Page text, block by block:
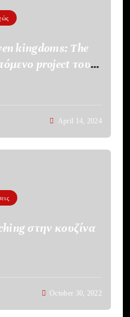
kingdoms: The
project του
April 14, 2024
στην κουζίνα
October 30, 2022